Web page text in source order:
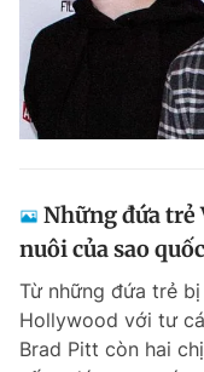
Những đứa
nuôi của sao
Từ những đứa trẻ
Hollywood với tư
Brad Pitt còn hai